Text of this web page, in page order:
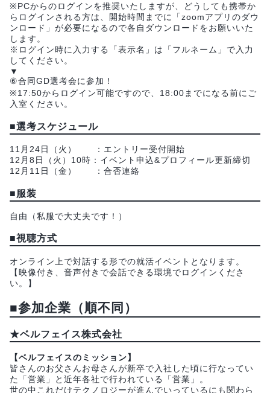
※PCからのログインを推奨いたしますが、どうしても携帯か
らログインされる方は、開始時間までに「zoomアプリのダウ
ンロード」が必要になるので各自ダウンロードをお願いいた
します。
※ログイン時に入力する「表示名」は「フルネーム」で入力
してください。
▼
⑥合同GD選考会に参加！
※17:50からログイン可能ですので、18:00までになる前にご
入室ください。
■選考スケジュール
11月24日（火） ：エントリー受付開始
12月8日（火）10時：イベント申込&プロフィール更新締切
12月11日（金） ：合否連絡
■ 服装
自由（私服で大丈夫です！）
■視聴方式
オンライン上で対話する形での就活イベントとなります。
【映像付き、音声付きで会話できる環境でログインくださ
い。】
■参加企業（順不同）
★ベルフェイス株式会社
【ベルフェイスのミッション】
皆さんのお父さんお母さんが新卒で入社した頃に行なってい
た「営業」と近年各社で行われている「営業」。
世の中これだけテクノロジーが進んでいっているにも関わら